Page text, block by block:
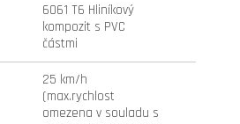
6061 T6 Hliníkový
kompozit s PVC
částmi
25 km/h
(max.rychlost
omezena v souladu s